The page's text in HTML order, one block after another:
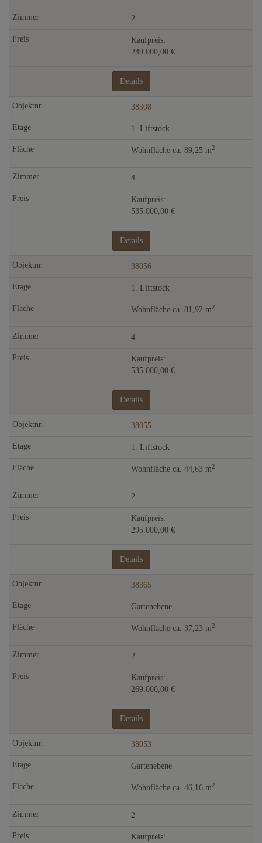
2
Kaufpreis:
249.000,00 €
Details
38308
1. Liftstock
Wohnfläche ca. 89,25 m2
4
Kaufpreis:
535.000,00 €
Details
38056
1. Liftstock
Wohnfläche ca. 81,92 m2
4
Kaufpreis:
535.000,00 €
Details
38055
1. Liftstock
Wohnfläche ca. 44,63 m2
2
Kaufpreis:
295.000,00 €
Details
38365
Gartenebene
Wohnfläche ca. 37,23 m2
2
Kaufpreis:
269.000,00 €
Details
38053
Gartenebene
Wohnfläche ca. 46,16 m2
2
Kaufpreis: